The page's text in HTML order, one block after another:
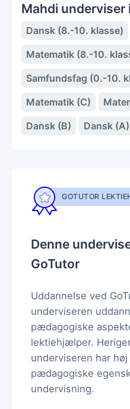
Mahdi underviser
Dansk (8.-10. klasse)
Matematik (8.-10.
Samfundsfag (0.-10.
Matematik (C)
Dansk (B)
Dansk (A)
GOTUTOR
Denne
GoTutor
Uddannelse ved
underviseren
pædagogiske
lektiehjælper.
underviseren har
pædagogiske
undervisning.